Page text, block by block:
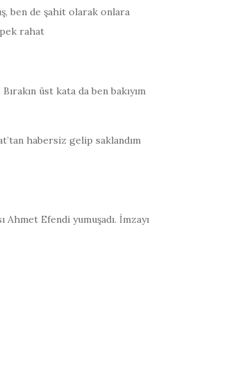
ben de şahit olarak onlara
rahat
üst kata da ben bakıyım
habersiz gelip saklandım
Ahmet Efendi yumuşadı. İmzayı